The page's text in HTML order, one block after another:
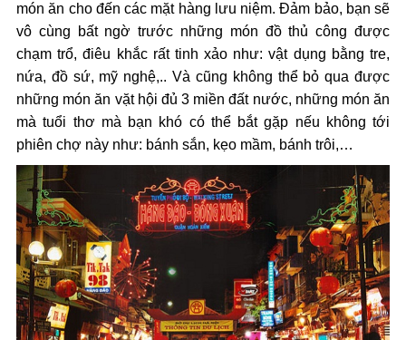
món ăn cho đến các mặt hàng lưu niệm. Đảm bảo, bạn sẽ
vô cùng bất ngờ trước những món đồ thủ công được
chạm trổ, điêu khắc rất tinh xảo như: vật dụng bằng tre,
nứa, đồ sứ, mỹ nghệ,.. Và cũng không thể bỏ qua được
những món ăn vặt hội đủ 3 miền đất nước, những món ăn
mà tuổi thơ mà bạn khó có thể bắt gặp nếu không tới
phiên chợ này như: bánh sắn, kẹo mầm, bánh trôi,…